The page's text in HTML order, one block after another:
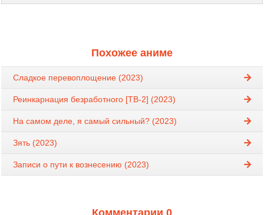
Похожее аниме
Сладкое перевоплощение (2023)
Реинкарнация безработного [ТВ-2] (2023)
На самом деле, я самый сильный? (2023)
Зять (2023)
Записи о пути к вознесению (2023)
Комментарии 0